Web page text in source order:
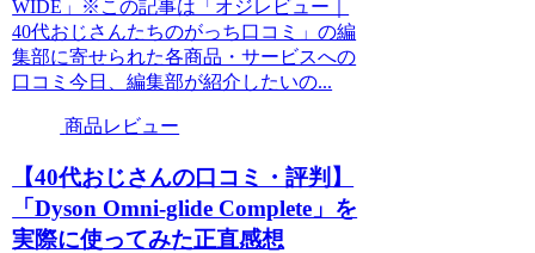
WIDE」※この記事は「オジレビュー｜
40代おじさんたちのがっち口コミ」の編
集部に寄せられた各商品・サービスへの
口コミ今日、編集部が紹介したいの...
商品レビュー
【40代おじさんの口コミ・評判】
「Dyson Omni-glide Complete」を
実際に使ってみた正直感想